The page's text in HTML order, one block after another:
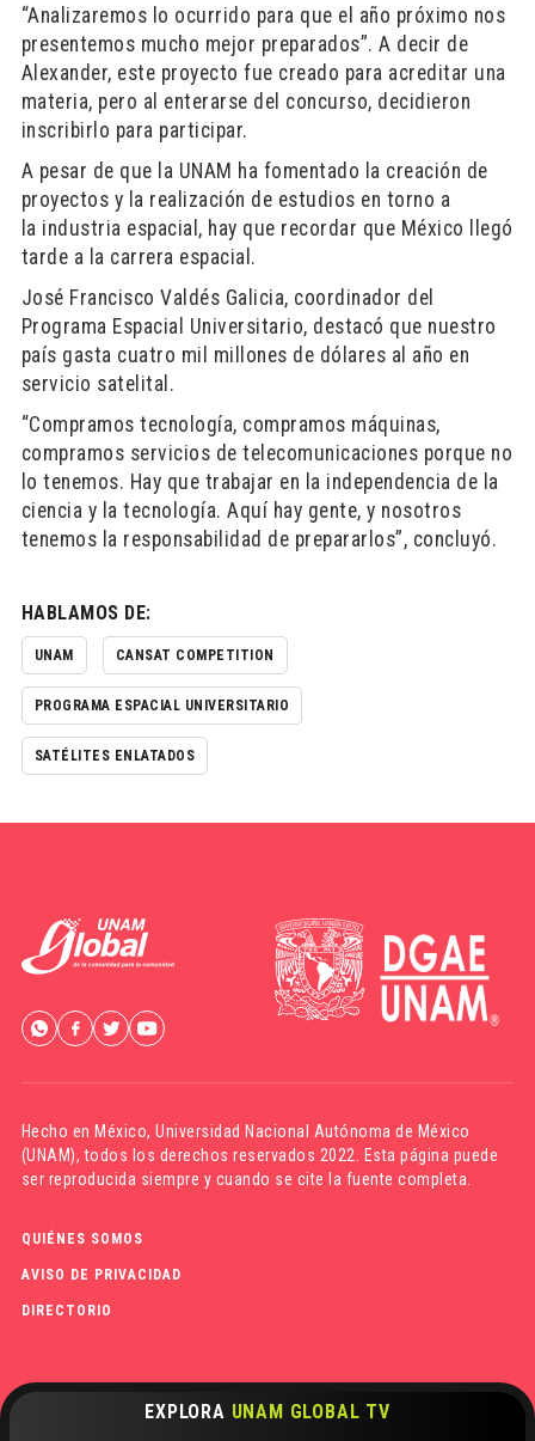
EXPLORA UNAM GLOBAL TV
“Analizaremos lo ocurrido para que el año próximo nos
presentemos mucho mejor preparados”. A decir de
Alexander, este proyecto fue creado para acreditar una
materia, pero al enterarse del concurso, decidieron
inscribirlo para participar.
A pesar de que la UNAM ha fomentado la creación de
proyectos y la realización de estudios en torno a
la industria espacial, hay que recordar que México llegó
tarde a la carrera espacial.
José Francisco Valdés Galicia, coordinador del
Programa Espacial Universitario, destacó que nuestro
país gasta cuatro mil millones de dólares al año en
servicio satelital.
“Compramos tecnología, compramos máquinas,
compramos servicios de telecomunicaciones porque no
lo tenemos. Hay que trabajar en la independencia de la
ciencia y la tecnología. Aquí hay gente, y nosotros
tenemos la responsabilidad de prepararlos”, concluyó.
HABLAMOS DE:
UNAM CANSAT COMPETITION
PROGRAMA ESPACIAL UNIVERSITARIO
SATÉLITES ENLATADOS
Hecho en México,Universidad Nacional Autónoma de México
(UNAM), todos los derechos reservados 2022. Esta página puede
ser reproducida siempre y cuando se cite la fuente completa.
QUIÉNES SOMOS
AVISO DE PRIVACIDAD
DIRECTORIO